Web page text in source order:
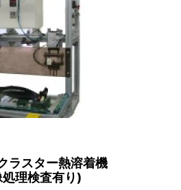
ラスター熱溶着機
理検査有り)